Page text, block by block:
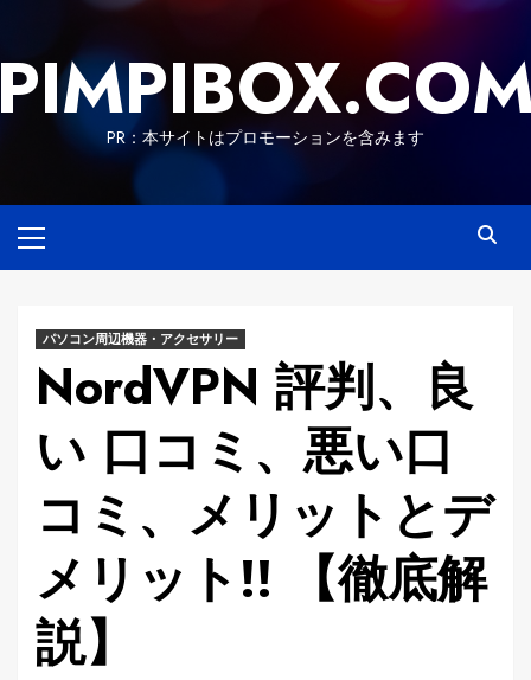
content
PR：本サイトはプロモーションを含みます
Menu
パソコン周辺機器・アクセサリー
NordVPN 評判、良
い 口コミ、悪い口
コミ、メリットとデ
メリット!! 【徹底解
説】